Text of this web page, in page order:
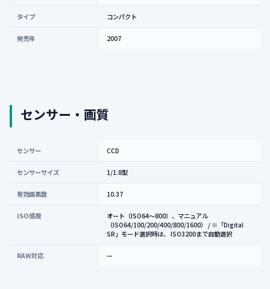
タイプ コンパクト
発売年 2007
センサー・画質
センサー CCD
センサーサイズ 1/1.8型
有効画素数 10.37
ISO感度
オート（ISO64～800）、マニュアル
（ISO64/100/200/400/800/1600） / ※「Digital
SR」モード選択時は、 ISO3200まで自動選択
RAW対応 —